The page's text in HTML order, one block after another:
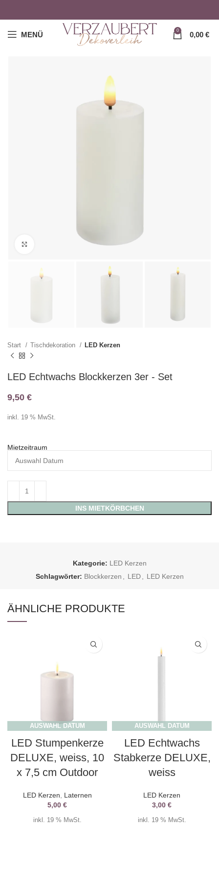
MENÜ 0 0,00 €
Klicken zum Vergrößern
Start Tischdekoration LED Kerzen
LED Echtwachs Blockkerzen 3er - Set
9,50 €
inkl. 19 % MwSt.
Mietzeitraum
INS MIETKÖRBCHEN
Kategorie: LED Kerzen
Schlagwörter: Blockkerzen , LED , LED Kerzen
ÄHNLICHE PRODUKTE
AUSWAHL DATUM
LED Stumpenkerze
DELUXE, weiss, 10
x 7,5 cm Outdoor
LED Kerzen, Laternen
5,00 €
inkl. 19 % MwSt.
AUSWAHL DATUM
LED Echtwachs
Stabkerze DELUXE,
weiss
LED Kerzen
3,00 €
inkl. 19 % MwSt.